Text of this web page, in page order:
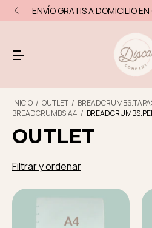
ENVÍO GRATIS A DOMICILIO
INICIO / OUTLET /
BREADCRUMBS.A4 /
OUTLET
Filtrar y ordenar